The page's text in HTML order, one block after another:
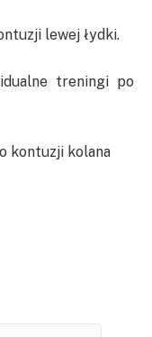
lewej łydki.
treningi po
kontuzji kolana